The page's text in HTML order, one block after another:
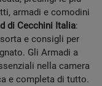
armadi e comodini
di Cecchini Italia:
e consigli per
Gli Armadi a
nella camera
e completa di tutto.